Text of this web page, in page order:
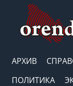
АРХИВ
ПОЛИТИКА